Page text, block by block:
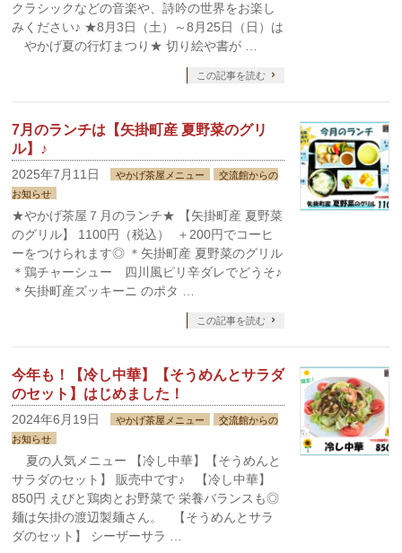
クラシックなどの音楽や、詩吟の世界をお楽し
みください♪ ★8月3日（土）～8月25日（日）は
やかげ夏の行灯まつり★ 切り絵や書が …
この記事を読む
7月のランチは【矢掛町産 夏野菜のグリ
ル】♪
2025年7月11日 やかげ茶屋メニュー
交流館からの
お知らせ
★やかげ茶屋７月のランチ★ 【矢掛町産 夏野菜
のグリル】 1100円（税込） ＋200円でコーヒ
ーをつけられます◎ ＊矢掛町産 夏野菜のグリル
＊鶏チャーシュー 四川風ピリ辛ダレでどうそ♪
＊矢掛町産ズッキーニ のポタ …
この記事を読む
今年も！【冷し中華】【そうめんとサラダ
のセット】はじめました！
2024年6月19日 やかげ茶屋メニュー
交流館からの
お知らせ
夏の人気メニュー 【冷し中華】【そうめんと
サラダのセット】 販売中です♪ 【冷し中華】
850円 えびと鶏肉とお野菜で 栄養バランスも◎
麺は矢掛の渡辺製麺さん。 【そうめんとサラ
ダのセット】 シーザーサラ …